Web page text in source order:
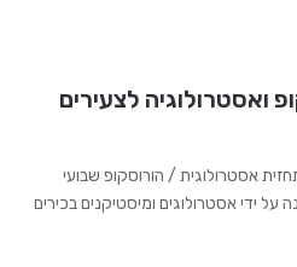
ואסטרולוגיה לצעירים
אסטרולוגית / הורוסקופ שבועי
על ידי אסטרולוגים ומיסטיקנים בכירים